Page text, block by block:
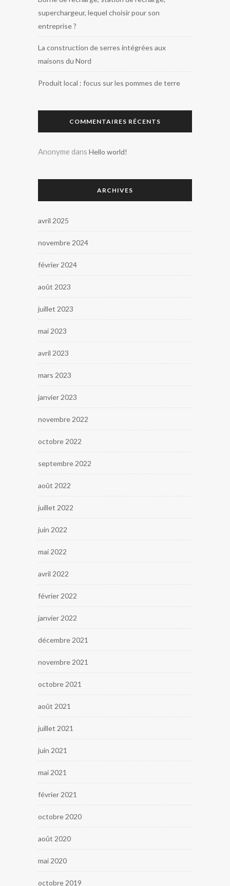
superchargeur, lequel choisir pour son
entreprise ?
La construction de serres intégrées aux
maisons du Nord
Produit local : focus sur les pommes de terre
COMMENTAIRES RÉCENTS
Anonyme dans Hello world!
ARCHIVES
avril 2025
novembre 2024
février 2024
août 2023
juillet 2023
mai 2023
avril 2023
mars 2023
janvier 2023
novembre 2022
octobre 2022
septembre 2022
août 2022
juillet 2022
juin 2022
mai 2022
avril 2022
février 2022
janvier 2022
décembre 2021
novembre 2021
octobre 2021
août 2021
juillet 2021
juin 2021
mai 2021
février 2021
octobre 2020
août 2020
mai 2020
octobre 2019